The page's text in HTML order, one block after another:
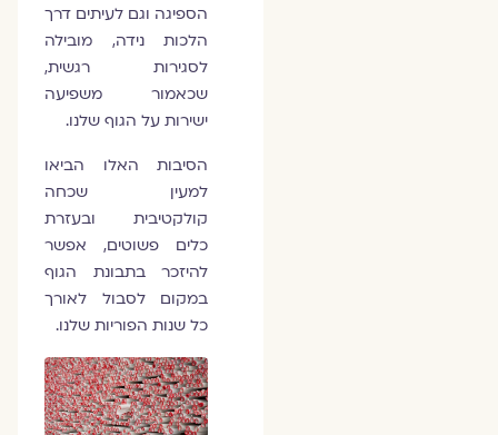
הספיגה וגם לעיתים דרך
הלכות נידה, מובילה
לסגירות רגשית,
שכאמור משפיעה
ישירות על הגוף שלנו.
הסיבות האלו הביאו
למעין שכחה
קולקטיבית ובעזרת
כלים פשוטים, אפשר
להיזכר בתבונת הגוף
במקום לסבול לאורך
כל שנות הפוריות שלנו.